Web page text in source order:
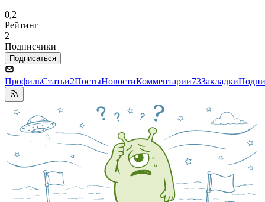
0,2
Рейтинг
2
Подписчики
Подписаться
ПрофильСтатьи2ПостыНовостиКомментарии73Закладки